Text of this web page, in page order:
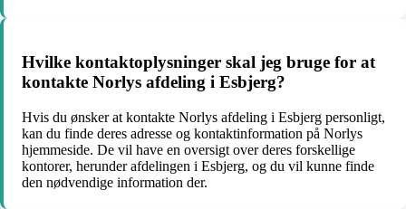
Hvilke kontaktoplysninger skal jeg bruge for at
kontakte Norlys afdeling i Esbjerg?
Hvis du ønsker at kontakte Norlys afdeling i Esbjerg personligt,
kan du finde deres adresse og kontaktinformation på Norlys
hjemmeside. De vil have en oversigt over deres forskellige
kontorer, herunder afdelingen i Esbjerg, og du vil kunne finde
den nødvendige information der.